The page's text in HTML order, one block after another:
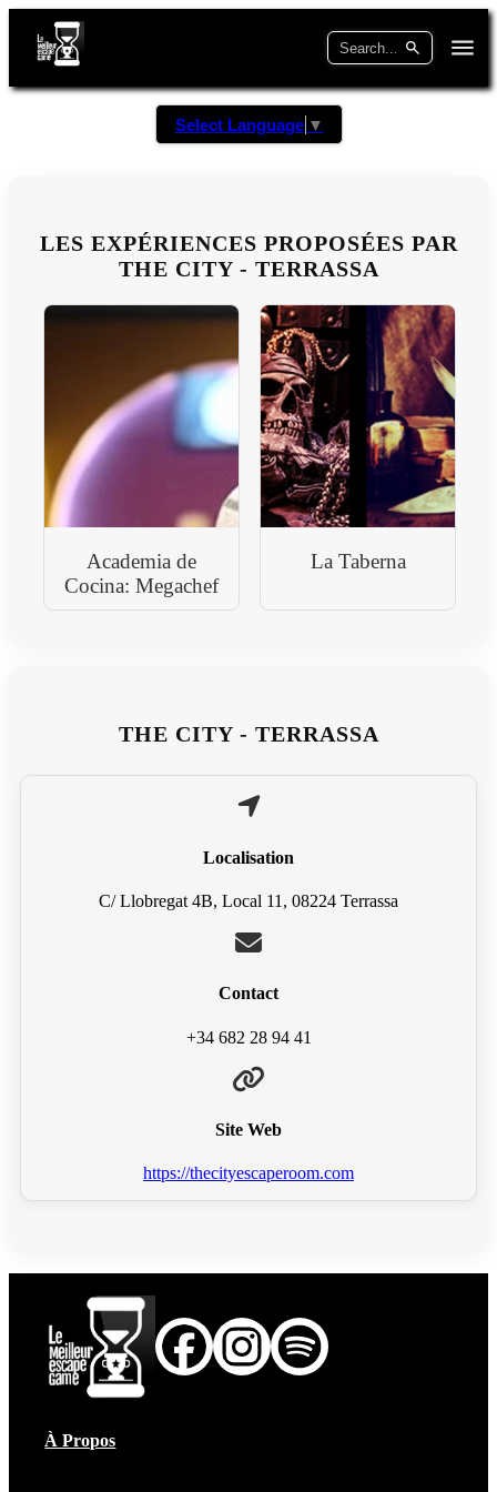
Select Language ▼
LES EXPÉRIENCES PROPOSÉES PAR
THE CITY - TERRASSA
Academia de
Cocina: Megachef
La Taberna
THE CITY - TERRASSA
Localisation
C/ Llobregat 4B, Local 11, 08224 Terrassa
Contact
+34 682 28 94 41
Site Web
https://thecityescaperoom.com
À Propos